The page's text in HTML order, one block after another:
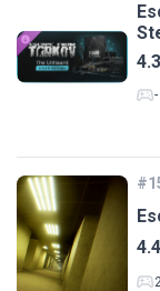
4.3
-
4.4